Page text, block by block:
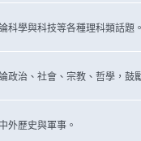
科學與科技等各種理科類話題。
政治、社會、宗教、哲學，鼓
外歷史與軍事。